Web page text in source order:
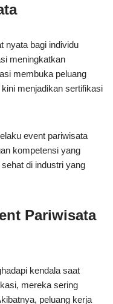
nyata bagi individu
meningkatkan
membuka peluang
menjadikan sertifikasi
event pariwisata
kompetensi yang
di industri yang
Pariwisata
kendala saat
mereka sering
peluang kerja